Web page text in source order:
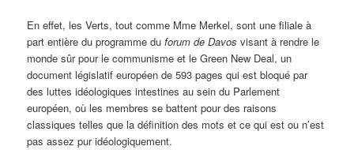
En effet, les Verts, tout comme Mme Merkel, sont une filiale à
part entière du programme duforum de Davos visant à rendre le
monde sûr pour le communisme et le Green New Deal, un
document législatif européen de 593 pages qui est bloqué par
des luttes idéologiques intestines au sein du Parlement
européen, où les membres se battent pour des raisons
classiques telles que la définition des mots et ce qui est ou n’est
pas assez pur idéologiquement.